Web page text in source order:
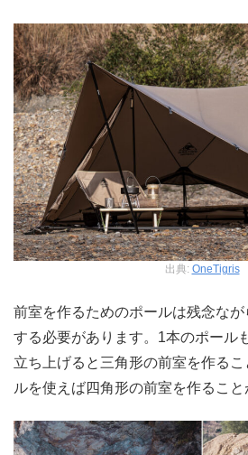
出典: OneTigris
前室を作るためのポールは残念な
する必要があります。1本のポール
立ち上げると三角形の前室を作る
ルを使えば四角形の前室を作ること